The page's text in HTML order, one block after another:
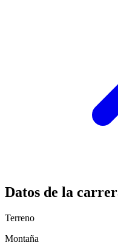
Datos de la
Terreno
Montaña